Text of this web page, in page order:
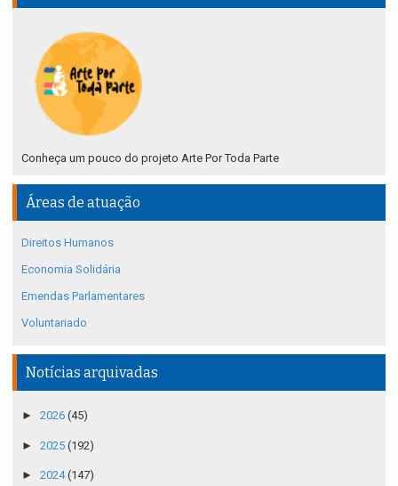
Conheça um pouco do projeto Arte Por Toda Parte
Áreas de atuação
Direitos Humanos
Economia Solidária
Emendas Parlamentares
Voluntariado
Notícias arquivadas
► 2026 (45)
► 2025 (192)
► 2024(147)